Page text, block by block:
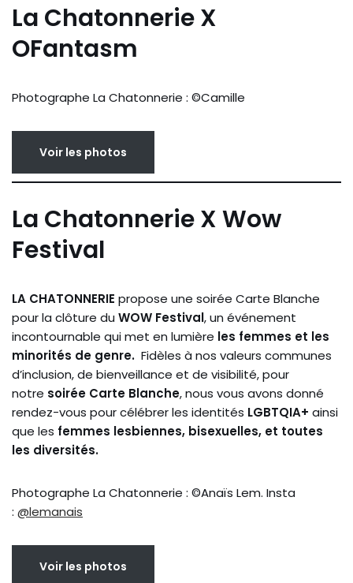
La Chatonnerie X
OFantasm
Photographe La Chatonnerie : ©Camille
Voir les photos
La Chatonnerie X Wow
Festival
LA CHATONNERIE propose une soirée Carte Blanche
pour la clôture du WOW Festival, un événement
incontournable qui met en lumière les femmes et les
minorités de genre. Fidèles à nos valeurs communes
d’inclusion, de bienveillance et de visibilité, pour
notre soirée Carte Blanche, nous vous avons donné
rendez-vous pour célébrer les identités LGBTQIA+ ainsi
que les femmes lesbiennes, bisexuelles, et toutes
les diversités.
Photographe La Chatonnerie : ©Anaïs Lem. Insta
: @lemanais
Voir les photos